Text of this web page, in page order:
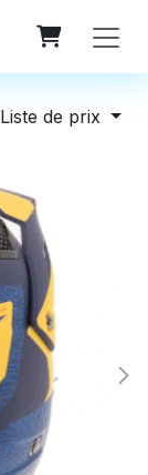
Liste de prix